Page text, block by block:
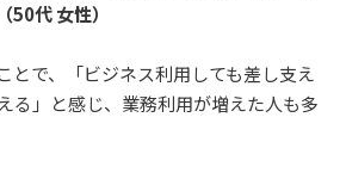
代 女性）
とで、「ビジネス利用しても差し支え
る」と感じ、業務利用が増えた人も多